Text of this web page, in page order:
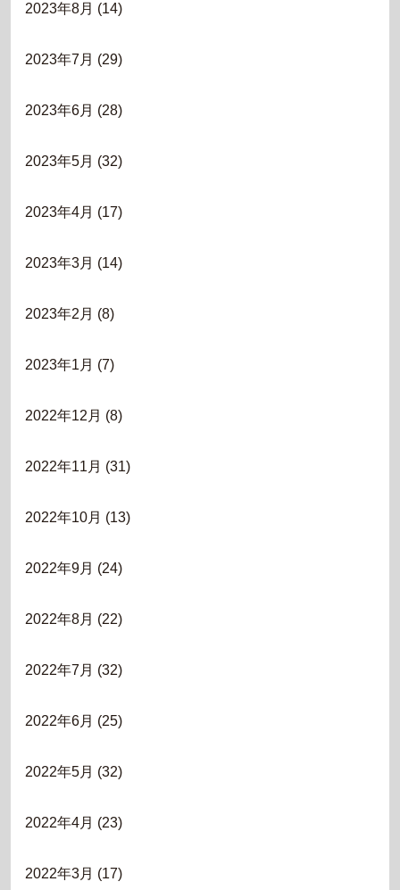
2023年8月 (14)
2023年7月 (29)
2023年6月 (28)
2023年5月 (32)
2023年4月 (17)
2023年3月 (14)
2023年2月 (8)
2023年1月 (7)
2022年12月 (8)
2022年11月 (31)
2022年10月 (13)
2022年9月 (24)
2022年8月 (22)
2022年7月 (32)
2022年6月 (25)
2022年5月 (32)
2022年4月 (23)
2022年3月 (17)